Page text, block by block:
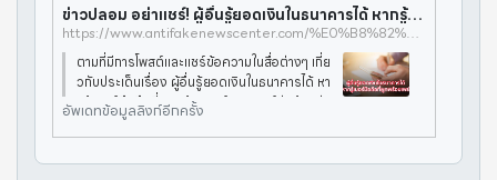
ข่าวปลอม อย่าแชร์! ผู้อื่นรู้ยอดเงินในธนาคารได้ หากรู้เบอร์มือถือที่ผูกพร้อมเพย์ - ศูนย์ต่อต้านข่าวปลอม | Anti-Fake News Center Thailand
https://www.antifakenewscenter.com/%E0%B8%82%E0%B9%88%E0%B8%B2%E0%B8%A7%E0%B8%9B%E0%B8%A5%E0%B8%AD%E0%B8%A1-%E0%B8%AD%E0%B8%A2%E0%B9%88%E0%B8%B2%E0%B9%81%E0%B8%8A%E0%B8%A3%E0%B9%8C-%E0%B8%9C%E0%B8%B9%E0%B9%89%E0%B8%AD%E0%B8%B7/
ตามที่มีการโพสต์และแชร์ข้อความในสื่อต่างๆ เกี่ย
วกับประเด็นเรื่อง ผู้อื่นรู้ยอดเงินในธนาคารได้ หา
กรู้เบอร์มือถือที่ผูกพร้อมเพย์ ทางศูนย์ต่อต้านข่า
วปลอมได้ดำเนินการตรวจสอบข้อเท็จจริงโดย ธ
นาคารแห่งประเทศ
อัพเดทข้อมูลลิงก์อีกครั้ง